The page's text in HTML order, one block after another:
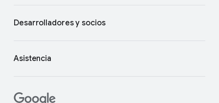
Desarrolladores y socios
Asistencia